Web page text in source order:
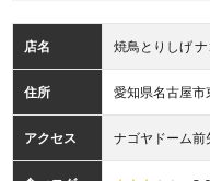
店名 焼鳥とりしげ
住所 愛知県名古屋市
アクセス ナゴヤドーム